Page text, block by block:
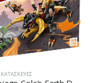
ΚΑΤΑΣΚΕΥΈΣ